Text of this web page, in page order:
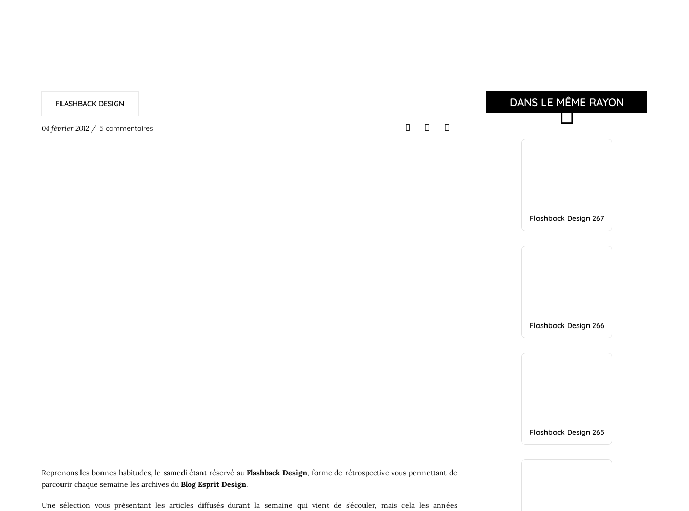
FLASHBACK DESIGN
04 février 2012 / 5 commentaires
Reprenons les bonnes habitudes, le samedi étant réservé auFlashback Design, forme de rétrospective vous permettant de
parcourir chaque semaine les archives du Blog Esprit Design.
Une sélection vous présentant les articles diffusés durant la semaine qui vient de s’écouler, mais cela les années
DANS LE MÊME RAYON
Flashback Design 267
Flashback Design 266
Flashback Design 265